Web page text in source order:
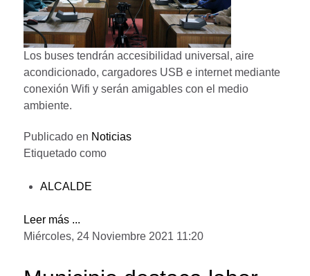
Los buses tendrán accesibilidad universal, aire
acondicionado, cargadores USB e internet mediante
conexión Wifi y serán amigables con el medio
ambiente.
Publicado en Noticias
Etiquetado como
ALCALDE
Leer más ...
Miércoles, 24 Noviembre 2021 11:20